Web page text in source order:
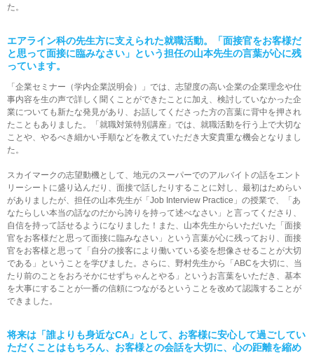
た。
エアライン科の先生方に支えられた就職活動。
「面接官をお客様だ
と思って面接に臨みなさい」という担任の山本先生の言葉が心に残
っています。
「企業セミナー（学内企業説明会）」では、志望度の高い企業の企業理念や仕
事内容を生の声で詳しく聞くことができたことに加え、検討していなかった企
業についても新たな発見があり、お話してくださった方の言葉に背中を押され
たこともありました。「就職対策特別講座」では、就職活動を行う上で大切な
ことや、やるべき細かい手順などを教えていただき大変貴重な機会となりまし
た。
スカイマークの志望動機として、地元のスーパーでのアルバイトの話をエント
リーシートに盛り込んだり、面接で話したりすることに対し、最初はためらい
がありましたが、担任の山本先生が「Job Interview Practice」の授業で、「あ
なたらしい本当の話なのだから誇りを持って述べなさい」と言ってくださり、
自信を持って話せるようになりました！また、山本先生からいただいた「面接
官をお客様だと思って面接に臨みなさい」という言葉が心に残っており、面接
官をお客様と思って「自分の接客により働いている姿を想像させることが大切
である」ということを学びました。さらに、野村先生から「ABCを大切に、当
たり前のことをおろそかにせずちゃんとやる」というお言葉をいただき、基本
を大事にすることが一番の信頼につながるということを改めて認識することが
できました。
将来は「誰よりも身近なCA」として、お客様に安心して過ごしてい
ただくことはもちろん、お客様との会話を大切に、 心の距離を縮め